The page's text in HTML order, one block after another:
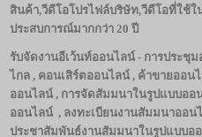
สินค้า,วีดีโอโปรไฟล์บริษัท,วีดีโอที่ใช้
ประสบการณ์มากกว่า 20 ปี
รับจัดงานอีเว้นท์ออนไลน์ - การประชุ
ไกล , คอนเสิร์ตออนไลน์ , ค้าขายออน
ออนไลน์ , การจัดสัมมนาในรูปแบบอ
ออนไลน์ , ลงทะเบียนงานสัมมนาออน
ประชาสัมพันธ์งานสัมมนาในรูปแบบอ